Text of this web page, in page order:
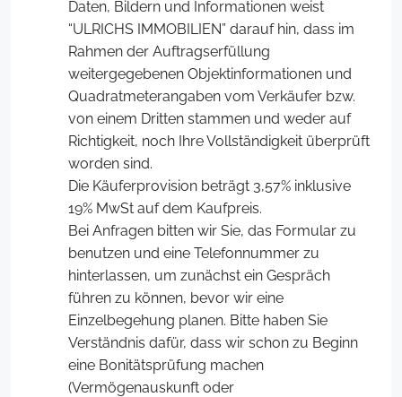
Daten, Bildern und Informationen weist
“ULRICHS IMMOBILIEN” darauf hin, dass im
Rahmen der Auftragserfüllung
weitergegebenen Objektinformationen und
Quadratmeterangaben vom Verkäufer bzw.
von einem Dritten stammen und weder auf
Richtigkeit, noch Ihre Vollständigkeit überprüft
worden sind.
Die Käuferprovision beträgt 3,57% inklusive
19% MwSt auf dem Kaufpreis.
Bei Anfragen bitten wir Sie, das Formular zu
benutzen und eine Telefonnummer zu
hinterlassen, um zunächst ein Gespräch
führen zu können, bevor wir eine
Einzelbegehung planen. Bitte haben Sie
Verständnis dafür, dass wir schon zu Beginn
eine Bonitätsprüfung machen
(Vermögenauskunft oder